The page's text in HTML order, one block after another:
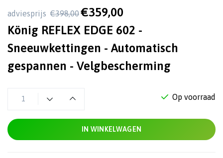
adviesprijs €398,00 €359,00
König REFLEX EDGE 602 -
Sneeuwkettingen - Automatisch
gespannen - Velgbescherming
Op voorraad
IN WINKELWAGEN